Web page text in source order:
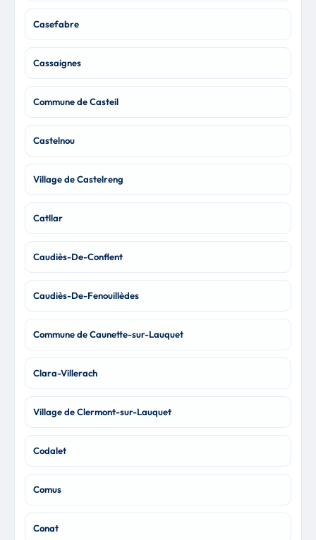
Casefabre
Cassaignes
Commune de Casteil
Castelnou
Village de Castelreng
Catllar
Caudiès-De-Conflent
Caudiès-De-Fenouillèdes
Commune de Caunette-sur-Lauquet
Clara-Villerach
Village de Clermont-sur-Lauquet
Codalet
Comus
Conat